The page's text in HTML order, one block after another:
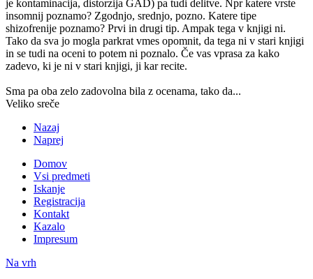
je kontaminacija, distorzija GAD) pa tudi delitve. Npr katere vrste
insomnij poznamo? Zgodnjo, srednjo, pozno. Katere tipe
shizofrenije poznamo? Prvi in drugi tip. Ampak tega v knjigi ni.
Tako da sva jo mogla parkrat vmes opomnit, da tega ni v stari knjigi
in se tudi na oceni to potem ni poznalo. Če vas vprasa za kako
zadevo, ki je ni v stari knjigi, ji kar recite.
Sma pa oba zelo zadovolna bila z ocenama, tako da...
Veliko sreče
Nazaj
Naprej
Domov
Vsi predmeti
Iskanje
Registracija
Kontakt
Kazalo
Impresum
Na vrh